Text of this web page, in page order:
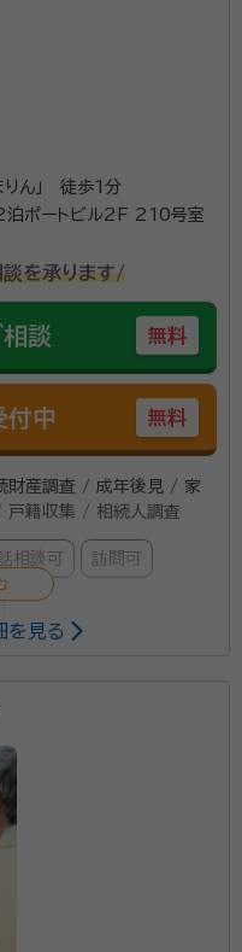
りん」 徒歩1分
ポートビル2F 210号室
談を承ります/
談 無料
中 無料
財産調査 / 成年後見 / 家
籍収集 / 相続人調査
相談可 訪問可
貢献してきた経験を活
や遺言作成のサポート
、多くの方々の声を
役割を担ってきまし
言に関する複雑な手続
を見る